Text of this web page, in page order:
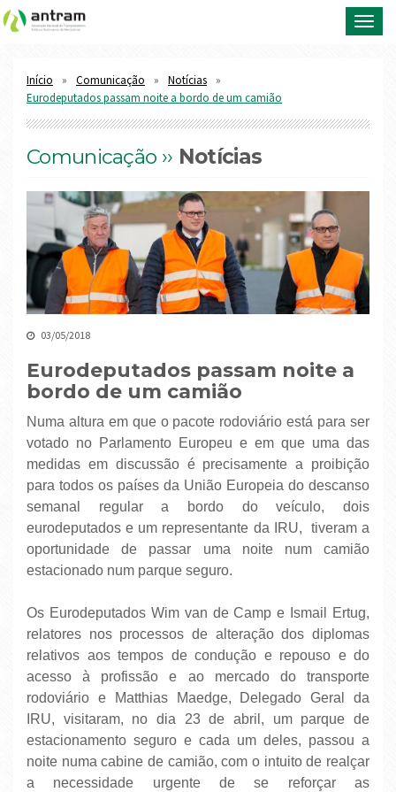
Início Comunicação
Notícias
Eurodeputados passam noite a bordo de um camião
Comunicação ›› Notícias
03/05/2018
Eurodeputados passam noite a
bordo de um camião
Numa altura em que o pacote rodoviário está para ser
votado no Parlamento Europeu e em que uma das
medidas em discussão é precisamente a proibição
para todos os países da União Europeia do descanso
semanal regular a bordo do veículo, dois
eurodeputados e um representante da IRU, tiveram a
oportunidade de passar uma noite num camião
estacionado num parque seguro.
Os Eurodeputados Wim van de Camp e Ismail Ertug,
relatores nos processos de alteração dos diplomas
relativos aos tempos de condução e repouso e do
acesso à profissão e ao mercado do transporte
rodoviário e Matthias Maedge, Delegado Geral da
IRU, visitaram, no dia 23 de abril, um parque de
estacionamento seguro e cada um deles, passou a
noite numa cabine de camião, com o intuito de realçar
a necessidade urgente de se reforçar as